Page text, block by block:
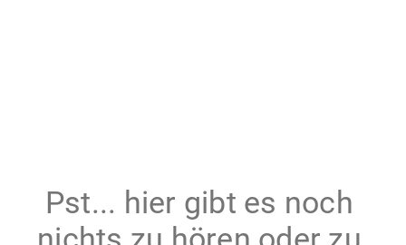
Pst... hier gibt es noch